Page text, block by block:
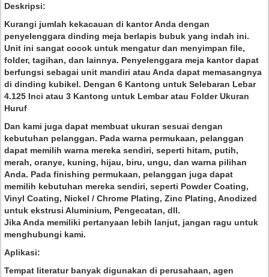
Deskripsi:
Kurangi jumlah kekacauan di kantor Anda dengan
penyelenggara dinding meja berlapis bubuk yang indah ini.
Unit ini sangat cocok untuk mengatur dan menyimpan file,
folder, tagihan, dan lainnya. Penyelenggara meja kantor dapat
berfungsi sebagai unit mandiri atau Anda dapat memasangnya
di dinding kubikel. Dengan 6 Kantong untuk Selebaran Lebar
4.125 Inci atau 3 Kantong untuk Lembar atau Folder Ukuran
Huruf
Dan kami juga dapat membuat ukuran sesuai dengan
kebutuhan pelanggan. Pada warna permukaan, pelanggan
dapat memilih warna mereka sendiri, seperti hitam, putih,
merah, oranye, kuning, hijau, biru, ungu, dan warna pilihan
Anda. Pada finishing permukaan, pelanggan juga dapat
memilih kebutuhan mereka sendiri, seperti Powder Coating,
Vinyl Coating, Nickel / Chrome Plating, Zinc Plating, Anodized
untuk ekstrusi Aluminium, Pengecatan, dll.
Jika Anda memiliki pertanyaan lebih lanjut, jangan ragu untuk
menghubungi kami.
Aplikasi:
Tempat literatur banyak digunakan di perusahaan, agen